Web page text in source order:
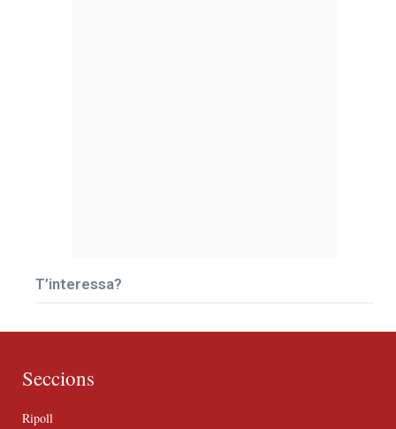
T’interessa?
Seccions
Ripoll